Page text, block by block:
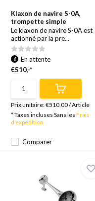
Klaxon de navire S-0A,
trompette simple
Le klaxon de navire S-0A est
actionné par la pre...
Comparer
En attente
€510,-*
Prix unitaire:€510,00/Article
* Taxes incluses Sans lesFrais
d'expédition